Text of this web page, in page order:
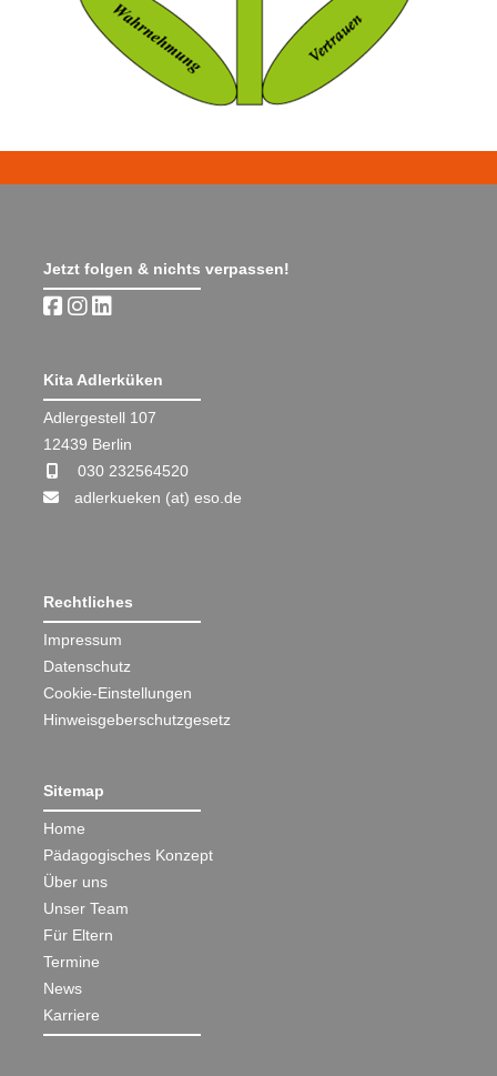
Jetzt folgen & nichts verpassen!
Kita Adlerküken
Adlergestell 107
12439 Berlin
030 232564520
adlerkueken (at) eso.de
Rechtliches
Impressum
Datenschutz
Cookie-Einstellungen
Hinweisgeberschutzgesetz
Sitemap
Home
Pädagogisches Konzept
Über uns
Unser Team
Für Eltern
Termine
News
Karriere